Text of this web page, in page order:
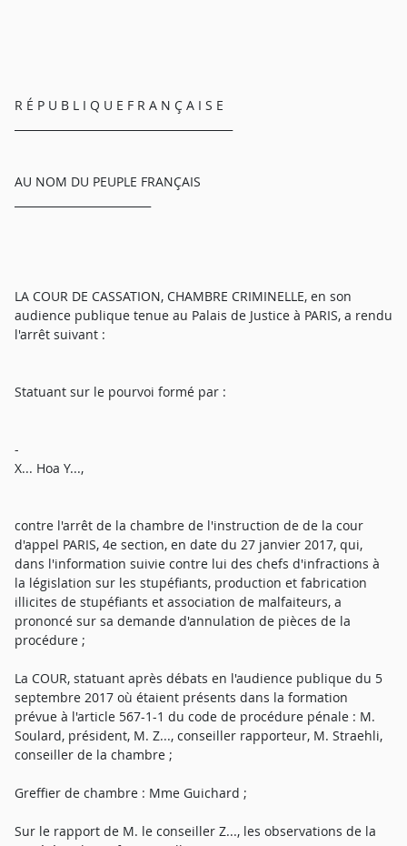
R É P U B L I Q U E F R A N Ç A I S E
AU NOM DU PEUPLE FRANÇAIS
LA COUR DE CASSATION, CHAMBRE CRIMINELLE, en son
audience publique tenue au Palais de Justice à PARIS, a rendu
l'arrêt suivant :
Statuant sur le pourvoi formé par :
-
X... Hoa Y...,
contre l'arrêt de la chambre de l'instruction de de la cour
d'appel PARIS, 4e section, en date du 27 janvier 2017, qui,
dans l'information suivie contre lui des chefs d'infractions à
la législation sur les stupéfiants, production et fabrication
illicites de stupéfiants et association de malfaiteurs, a
prononcé sur sa demande d'annulation de pièces de la
procédure ;
La COUR, statuant après débats en l'audience publique du 5
septembre 2017 où étaient présents dans la formation
prévue à l'article 567-1-1 du code de procédure pénale : M.
Soulard, président, M. Z..., conseiller rapporteur, M. Straehli,
conseiller de la chambre ;
Greffier de chambre : Mme Guichard ;
Sur le rapport de M. le conseiller Z..., les observations de la